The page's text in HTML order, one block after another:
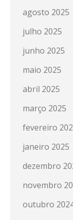
agosto 2025
julho 2025
junho 2025
maio 2025
abril 2025
março 2025
fevereiro
janeiro 2025
dezembro
novembro
outubro